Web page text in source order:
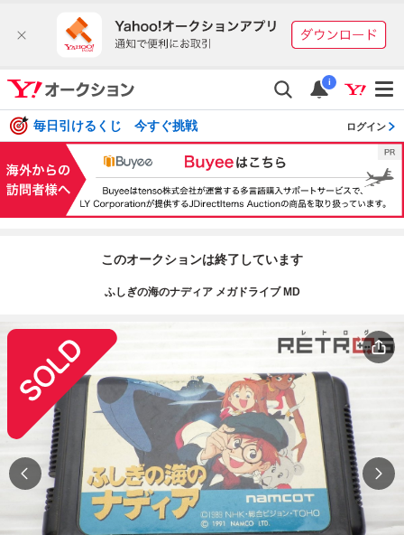
i
毎日引けるくじ 今すぐ挑戦 ログイン
このオークションは終了しています
ふしぎの海のナディア メガドライブ MD